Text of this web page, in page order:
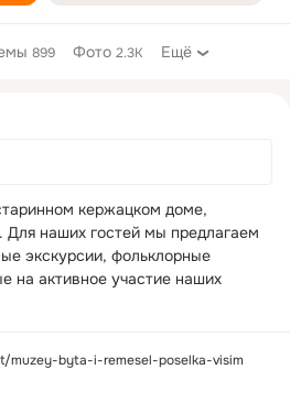
899 Фото 2.3K Ещё
кержацком доме,
Для наших гостей мы предлагаем
экскурсии, фольклорные
на активное участие наших
muzey-byta-i-remesel-poselka-visim